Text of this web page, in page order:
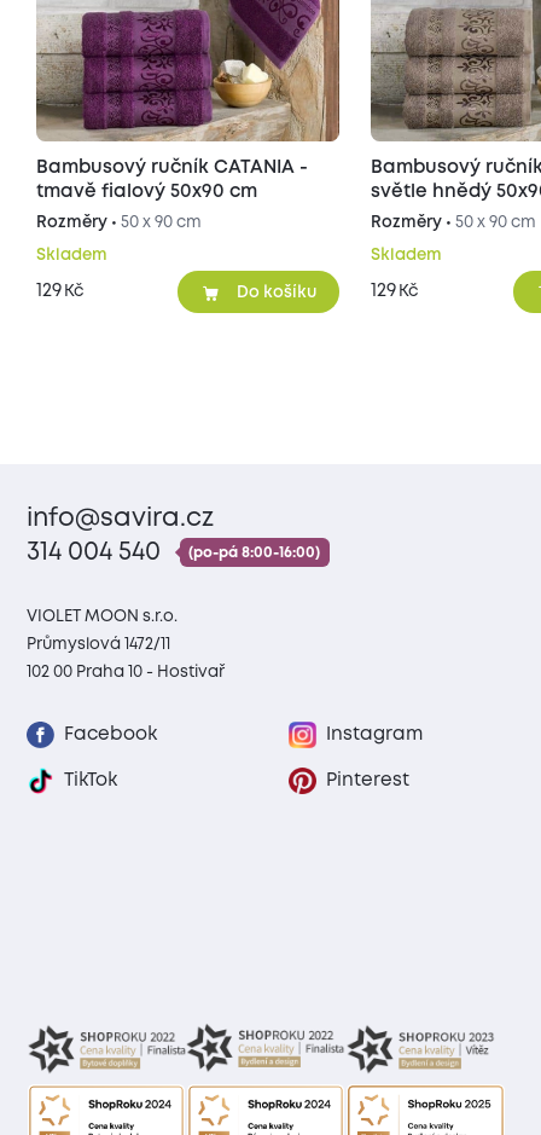
Bambusový ručník CATANIA -
tmavě fialový 50x90 cm
Rozměry • 50 x 90 cm
Skladem
129 Kč Do košíku
Bambusový
světle hnědý
Rozměry •50 x 90 cm
Skladem
129 Kč
info@savira.cz
314 004 540
(po-pá 8:00-16:00)
VIOLET MOON s.r.o.
Průmyslová 1472/11
102 00 Praha 10 - Hostivař
Facebook Instagram
TikTok Pinterest